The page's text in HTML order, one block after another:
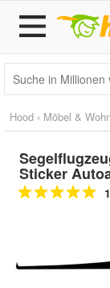
Hood › Möbel &
Sticker
1